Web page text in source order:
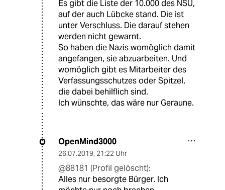
Es gibt die Liste der 10.000 des NSU,
auf der auch Lübcke stand. Die ist
unter Verschluss. Die darauf stehen
werden nicht gewarnt.
So haben die Nazis womöglich damit
angefangen, sie abzuarbeiten. Und
womöglich gibt es Mitarbeiter des
Verfassungsschutzes oder Spitzel,
die dabei behilflich sind.
Ich wünschte, das wäre nur Geraune.
O OpenMind3000
26.07.2019, 21:22 Uhr
@88181 (Profil gelöscht):
Alles nur besorgte Bürger. Ich